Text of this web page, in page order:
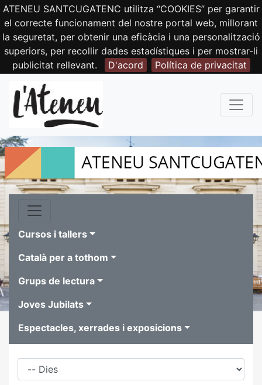
ATENEU SANTCUGATENC utilitza “COOKIES” per garantir
el correcte funcionament del nostre portal web, millorant
la seguretat, per obtenir una eficàcia i una personalització
superiors, per recollir dades estadístiques i per mostrar-li
publicitat rellevant.
D'acord Política de privacitat
Cursos i tallers
Català per a tothom
Grups de lectura
Joves Jubilats
Espectacles, xerrades i exposicions
Dies